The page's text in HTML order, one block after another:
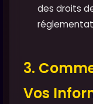
des droits
3.
Vos